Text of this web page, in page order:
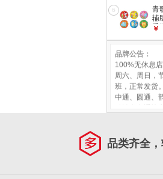
弦
6
青
辅
手
￥
品牌公告：
郑重承诺：
100%的正品
100%的客户服
100%产品满
100%无假日店
100%无休息店
周六、周日，
班，正常发货
中通、圆通、
默认发中通快
转118871
品类齐全